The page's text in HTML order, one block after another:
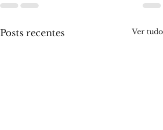
Posts recentes Ver tudo